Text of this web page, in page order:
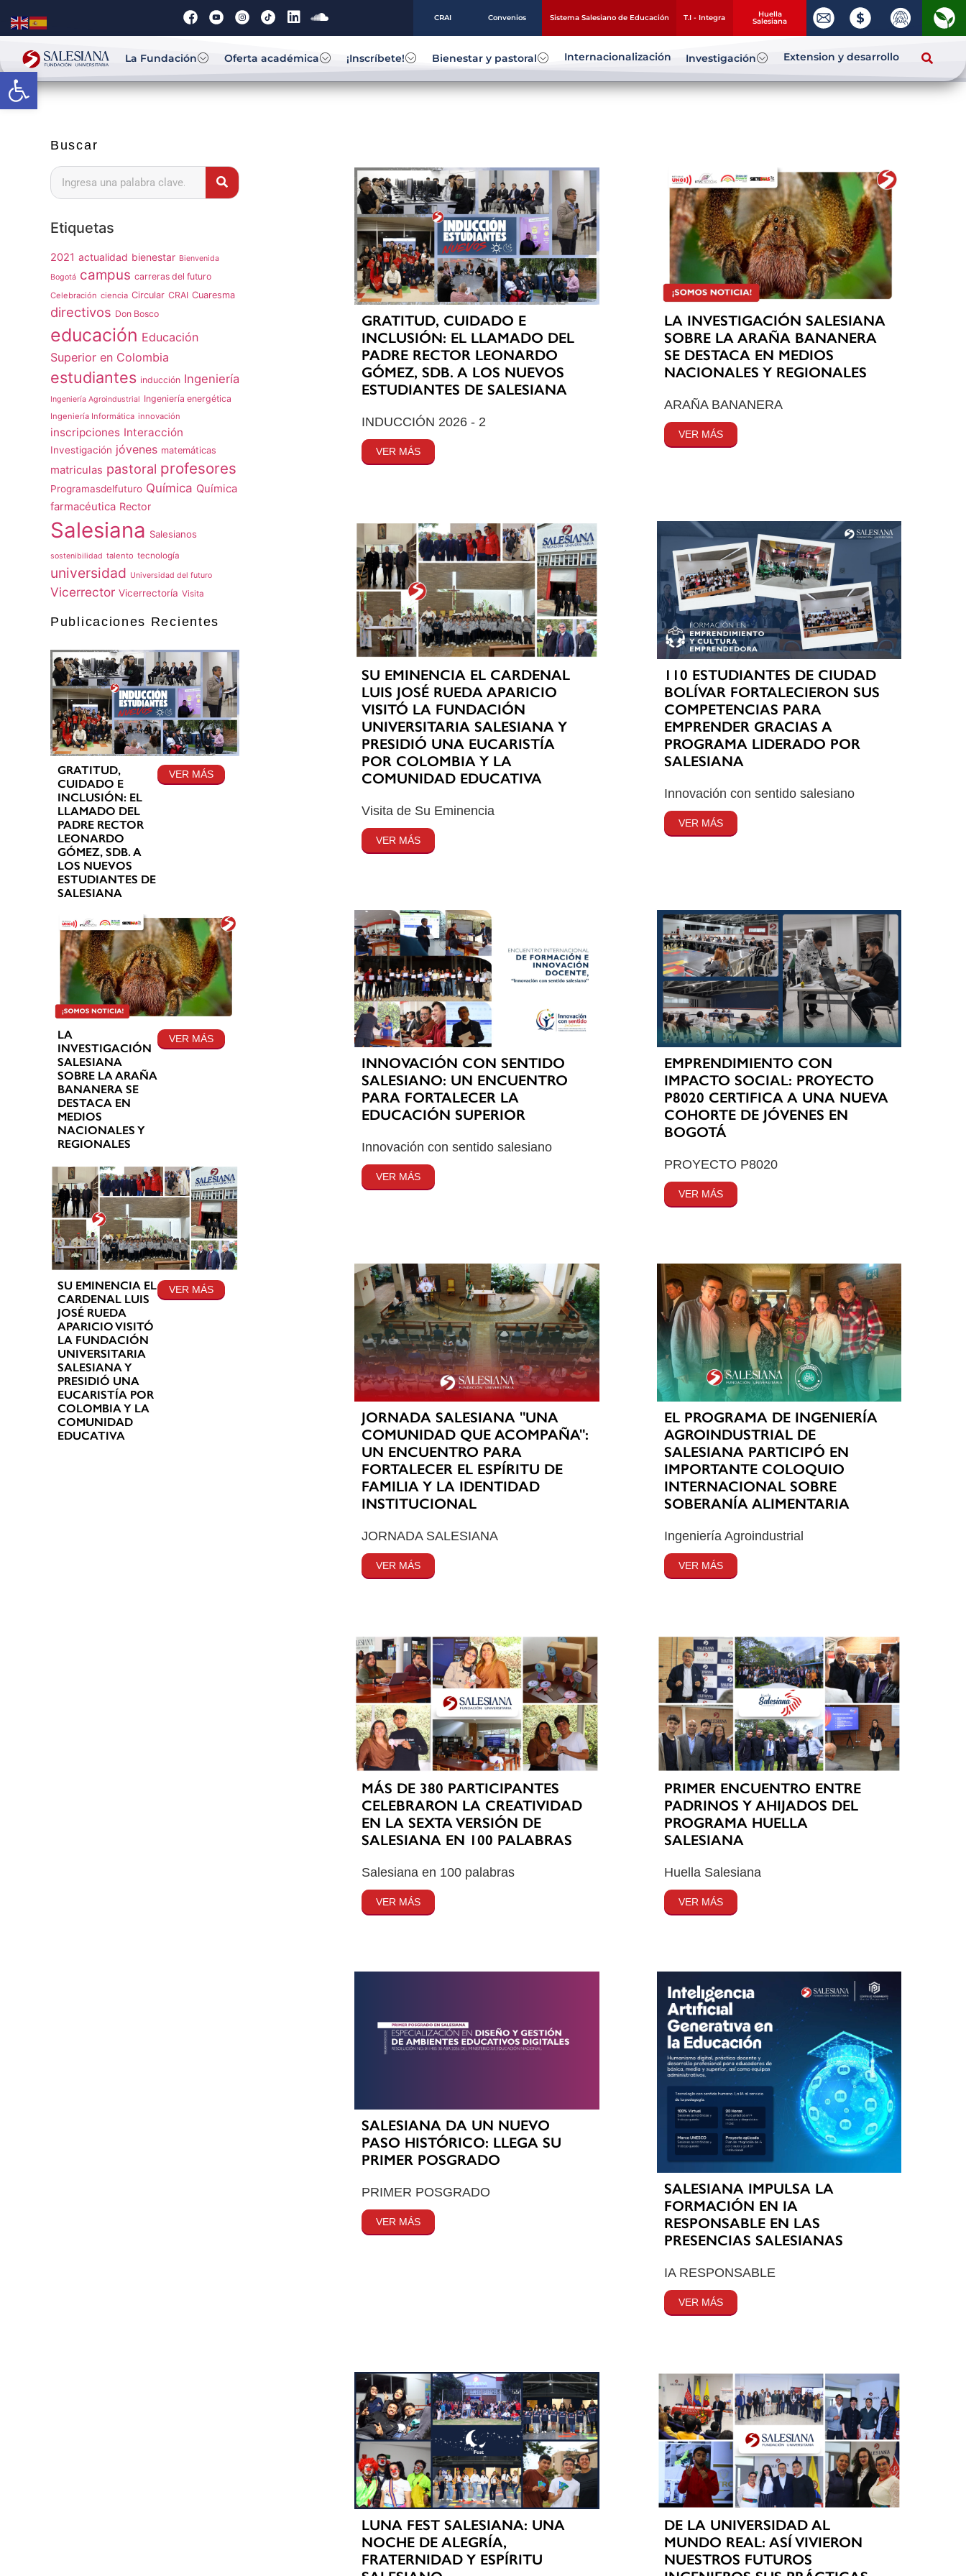
Abrir barra de herramientas
CRAI Convenios Sistema Salesiano de Educación T.I - Integra Huella
Salesiana
La Fundación Oferta académica ¡Inscríbete! Bienestar y pastoral Internacionalización Investigación Extension y desarrollo
Buscar
Etiquetas
2021 actualidad bienestar Bienvenida
Bogotá campus carreras del futuro
Celebración ciencia Circular CRAI Cuaresma
directivos Don Bosco
educación Educación
Superior en Colombia
estudiantes inducción Ingeniería
Ingeniería Agroindustrial Ingeniería energética
Ingeniería Informática innovación
inscripciones Interacción
Investigación jóvenes matemáticas
matriculas pastoral profesores
Programasdelfuturo Química Química
farmacéutica Rector
Salesiana Salesianos
sostenibilidad talento tecnología
universidad Universidad del futuro
Vicerrector Vicerrectoría Visita
Publicaciones Recientes
GRATITUD,
CUIDADO E
INCLUSIÓN: EL
LLAMADO DEL
PADRE RECTOR
LEONARDO
GÓMEZ, SDB. A
LOS NUEVOS
ESTUDIANTES DE
SALESIANA
VER MÁS
LA
INVESTIGACIÓN
SALESIANA
SOBRE LA ARAÑA
BANANERA SE
DESTACA EN
MEDIOS
NACIONALES Y
REGIONALES
VER MÁS
SU EMINENCIA EL
CARDENAL LUIS
JOSÉ RUEDA
APARICIO VISITÓ
LA FUNDACIÓN
UNIVERSITARIA
SALESIANA Y
PRESIDIÓ UNA
EUCARISTÍA POR
COLOMBIA Y LA
COMUNIDAD
EDUCATIVA
VER MÁS
GRATITUD, CUIDADO E
INCLUSIÓN: EL LLAMADO DEL
PADRE RECTOR LEONARDO
GÓMEZ, SDB. A LOS NUEVOS
ESTUDIANTES DE SALESIANA
INDUCCIÓN 2026 - 2
VER MÁS
LA INVESTIGACIÓN SALESIANA
SOBRE LA ARAÑA BANANERA
SE DESTACA EN MEDIOS
NACIONALES Y REGIONALES
ARAÑA BANANERA
VER MÁS
SU EMINENCIA EL CARDENAL
LUIS JOSÉ RUEDA APARICIO
VISITÓ LA FUNDACIÓN
UNIVERSITARIA SALESIANA Y
PRESIDIÓ UNA EUCARISTÍA
POR COLOMBIA Y LA
COMUNIDAD EDUCATIVA
Visita de Su Eminencia
VER MÁS
110 ESTUDIANTES DE CIUDAD
BOLÍVAR FORTALECIERON SUS
COMPETENCIAS PARA
EMPRENDER GRACIAS A
PROGRAMA LIDERADO POR
SALESIANA
Innovación con sentido salesiano
VER MÁS
INNOVACIÓN CON SENTIDO
SALESIANO: UN ENCUENTRO
PARA FORTALECER LA
EDUCACIÓN SUPERIOR
Innovación con sentido salesiano
VER MÁS
EMPRENDIMIENTO CON
IMPACTO SOCIAL: PROYECTO
P8020 CERTIFICA A UNA NUEVA
COHORTE DE JÓVENES EN
BOGOTÁ
PROYECTO P8020
VER MÁS
JORNADA SALESIANA "UNA
COMUNIDAD QUE ACOMPAÑA":
UN ENCUENTRO PARA
FORTALECER EL ESPÍRITU DE
FAMILIA Y LA IDENTIDAD
INSTITUCIONAL
JORNADA SALESIANA
VER MÁS
EL PROGRAMA DE INGENIERÍA
AGROINDUSTRIAL DE
SALESIANA PARTICIPÓ EN
IMPORTANTE COLOQUIO
INTERNACIONAL SOBRE
SOBERANÍA ALIMENTARIA
Ingeniería Agroindustrial
VER MÁS
MÁS DE 380 PARTICIPANTES
CELEBRARON LA CREATIVIDAD
EN LA SEXTA VERSIÓN DE
SALESIANA EN 100 PALABRAS
Salesiana en 100 palabras
VER MÁS
PRIMER ENCUENTRO ENTRE
PADRINOS Y AHIJADOS DEL
PROGRAMA HUELLA
SALESIANA
Huella Salesiana
VER MÁS
SALESIANA DA UN NUEVO
PASO HISTÓRICO: LLEGA SU
PRIMER POSGRADO
PRIMER POSGRADO
VER MÁS
SALESIANA IMPULSA LA
FORMACIÓN EN IA
RESPONSABLE EN LAS
PRESENCIAS SALESIANAS
IA RESPONSABLE
VER MÁS
LUNA FEST SALESIANA: UNA
NOCHE DE ALEGRÍA,
FRATERNIDAD Y ESPÍRITU
DE LA UNIVERSIDAD AL
MUNDO REAL: ASÍ VIVIERON
NUESTROS FUTUROS